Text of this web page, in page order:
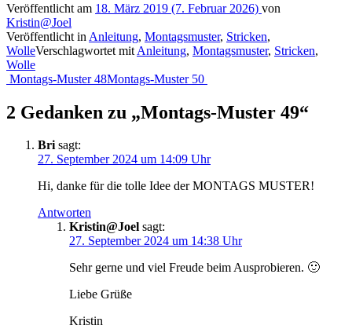
Veröffentlicht am 18. März 2019 (7. Februar 2026) von
Kristin@Joel
Veröffentlicht in Anleitung, Montagsmuster, Stricken,
WolleVerschlagwortet mit Anleitung, Montagsmuster, Stricken,
Wolle
Beitragsnavigation
Montags-Muster 48Montags-Muster 50
2 Gedanken zu „Montags-Muster 49“
Bri sagt:
27. September 2024 um 14:09 Uhr
Hi, danke für die tolle Idee der MONTAGS MUSTER!
Antworten
Kristin@Joel sagt:
27. September 2024 um 14:38 Uhr
Sehr gerne und viel Freude beim Ausprobieren. 🙂
Liebe Grüße
Kristin